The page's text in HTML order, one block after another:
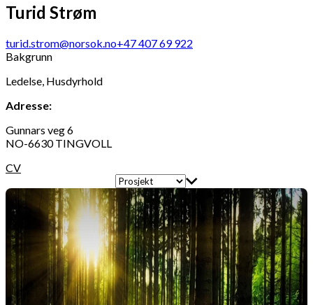
Turid Strøm
turid.strom@norsok.no+47 407 69 922
Bakgrunn
Ledelse, Husdyrhold
Adresse:
Gunnars veg 6
NO-6630 TINGVOLL
CV